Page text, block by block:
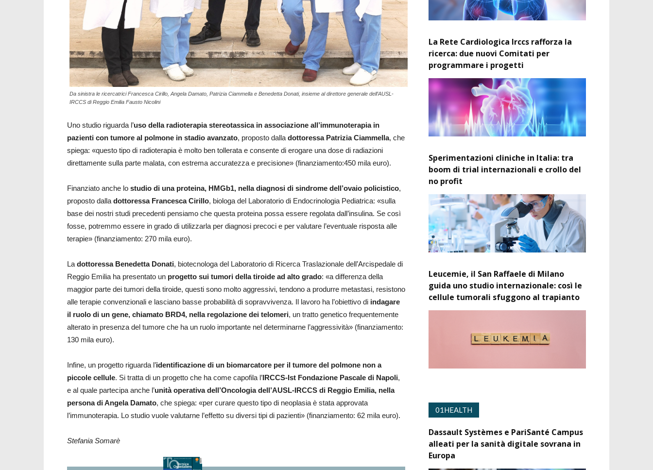
Da sinistra le ricercatrici Francesca Cirillo, Angela Damato, Patrizia Ciammella e Benedetta Donati, insieme al direttore generale dell’AUSL-
IRCCS di Reggio Emilia Fausto Nicolini
Uno studio riguarda l’uso della radioterapia stereotassica in associazione all’immunoterapia in
pazienti con tumore al polmone in stadio avanzato, proposto dalladottoressa Patrizia Ciammella, che
spiega: «questo tipo di radioterapia è molto ben tollerata e consente di erogare una dose di radiazioni
direttamente sulla parte malata, con estrema accuratezza e precisione» (finanziamento:450 mila euro).
Finanziato anche lo studio di una proteina, HMGb1, nella diagnosi di sindrome dell’ovaio policistico,
proposto dalladottoressa Francesca Cirillo, biologa del Laboratorio di Endocrinologia Pediatrica: «sulla
base dei nostri studi precedenti pensiamo che questa proteina possa essere regolata dall’insulina. Se così
fosse, potremmo essere in grado di utilizzarla per diagnosi precoci e per valutare l’eventuale risposta alle
terapie» (finanziamento: 270 mila euro).
Ladottoressa Benedetta Donati, biotecnologa del Laboratorio di Ricerca Traslazionale dell’Arcispedale di
Reggio Emilia ha presentato un progetto sui tumori della tiroide ad alto grado: «a differenza della
maggior parte dei tumori della tiroide, questi sono molto aggressivi, tendono a produrre metastasi, resistono
alle terapie convenzionali e lasciano basse probabilità di sopravvivenza. Il lavoro ha l’obiettivo di indagare
il ruolo di un gene, chiamato BRD4, nella regolazione dei telomeri, un tratto genetico frequentemente
alterato in presenza del tumore che ha un ruolo importante nel determinarne l’aggressività» (finanziamento:
130 mila euro).
Infine, un progetto riguarda l’identificazione di un biomarcatore per il tumore del polmone non a
piccole cellule. Si tratta di un progetto che ha come capofila l’ IRCCS-Ist Fondazione Pascale di Napoli,
e al quale partecipa anche l’unità operativa dell’Oncologia dell’AUSL-IRCCS di Reggio Emilia, nella
persona di Angela Damato, che spiega: «per curare questo tipo di neoplasia è stata approvata
l’immunoterapia. Lo studio vuole valutarne l’effetto su diversi tipi di pazienti» (finanziamento: 62 mila euro).
Stefania Somarè
La Rete Cardiologica Irccs rafforza la
ricerca: due nuovi Comitati per
programmare i progetti
Sperimentazioni cliniche in Italia: tra
boom di trial internazionali e crollo del
no profit
Leucemie, il San Raffaele di Milano
guida uno studio internazionale: così le
cellule tumorali sfuggono al trapianto
01HEALTH
Dassault Systèmes e PariSanté Campus
alleati per la sanità digitale sovrana in
Europa